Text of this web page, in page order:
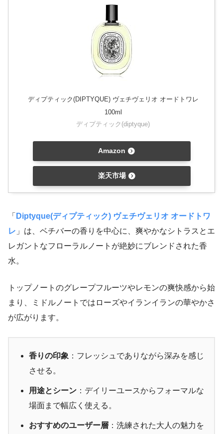
ディプティック(DIPTYQUE) ヴェチヴェリオ オードトワレ
100ml
ディプティック(diptyque)
Amazon
楽天市場
「 Diptyque(ディプティック) ヴェチヴェリオ オードトワ
レ 」は、ベチバーの香りを中心に、爽やかなシトラスとエ
レガントなフローラルノートが絶妙にブレンドされた香
水。
トップノートのグレープフルーツやレモンの爽快感から始
まり、ミドルノートではローズやイランイランの華やかさ
が広がります。
香りの印象 ：フレッシュでありながら深みを感じ
させる。
用途とシーン ：デイリーユースからフォーマルな
場面まで幅広く使える。
おすすめのユーザー層 ：洗練された大人の魅力を